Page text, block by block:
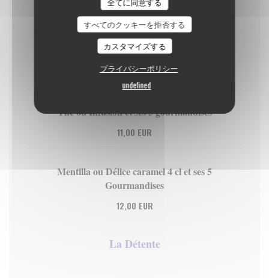
すべてのクッキーを拒否する
カスタマイズする
プライバシーポリシー
undefined
9,50 EUR
Espresso et ses 5 Gourmandises
10,00 EUR
Thé ou Infusion et ses 5 gourmandises
11,00 EUR
Mentilla ou Délice caramel 4 cl et ses 5
Gourmandises
12,00 EUR
La Détente